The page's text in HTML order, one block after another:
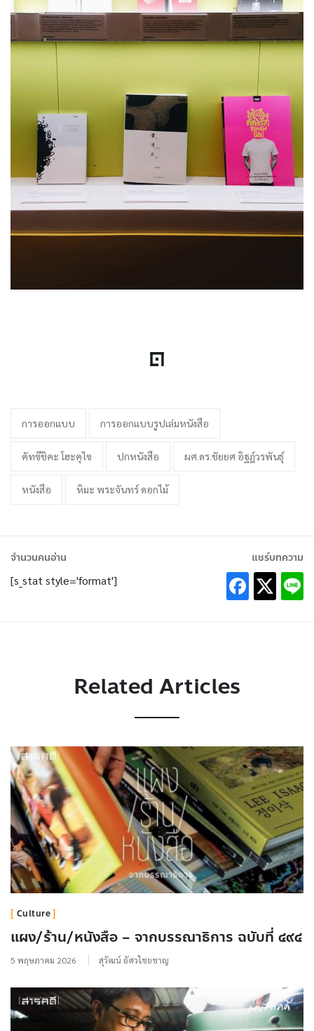
การออกแบบ การออกแบบรูปเล่มหนังสือ
คัทซึชิคะ โฮะคุไซ ปกหนังสือ ผศ.ดร.ชัยยศ อิฐฏ์วรพันธุ์
หนังสือ หิมะ พระจันทร์ ดอกไม้
จำนวนคนอ่าน
[s_stat style='format']
แชร์บทความ
Related Articles
Culture
แผง/ร้าน/หนังสือ – จากบรรณาธิการ ฉบับที่ ๔๙๔
5 พฤษภาคม 2026 สุวัฒน์ อัศวไชยชาญ